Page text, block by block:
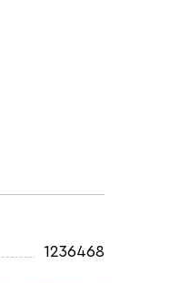
1236468